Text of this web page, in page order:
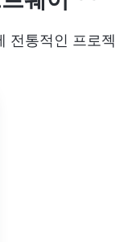
전통적인 프로젝